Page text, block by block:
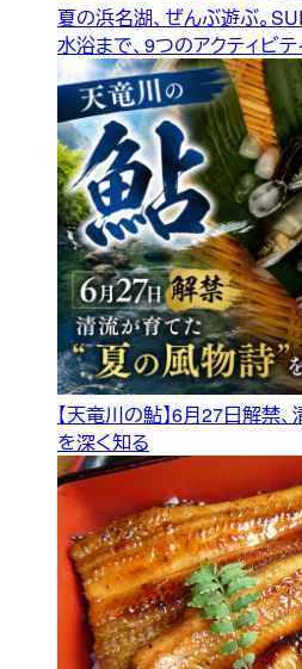
夏の浜名湖、ぜんぶ遊ぶ。
水浴まで、9つのアクティビテ
【天竜川の鮎】6月27日解禁
を深く知る